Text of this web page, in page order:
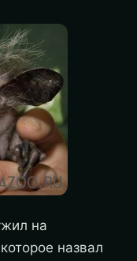
на
назвал